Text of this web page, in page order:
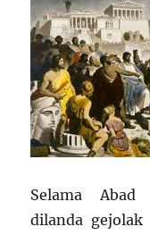
Selama Abad
dilanda